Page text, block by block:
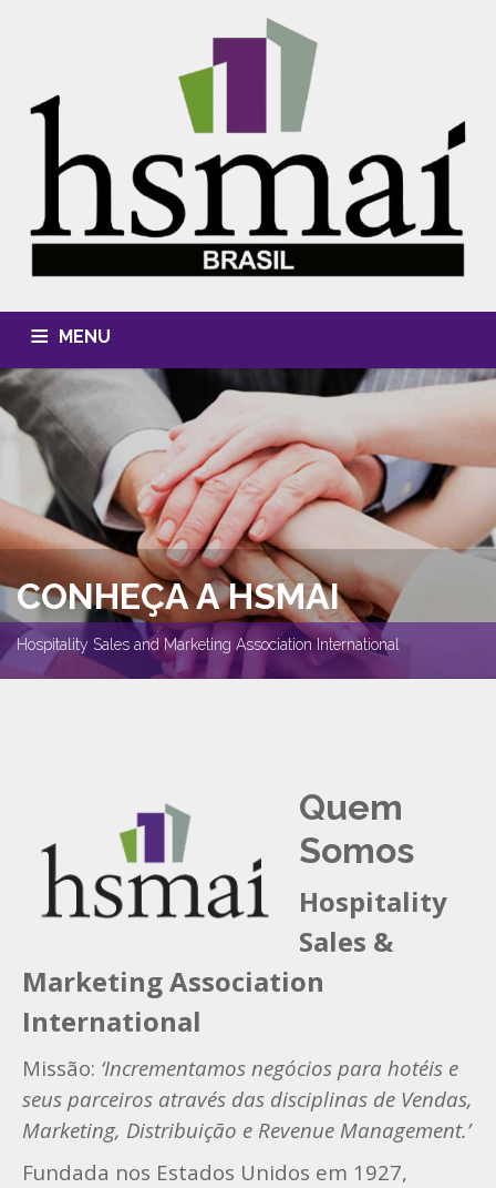
MENU
QUEM SOMOS CONHECIMENTO EVENTOS
CURSOS MÍDIA, FOTOS & VÍDEOS HSMAI AWARDS
ASSOCIE-SE CONTATO
CONHEÇA A HSMAI
Hospitality Sales and Marketing Association International
Quem
Somos
Hospitality
Sales &
Marketing Association
International
Missão: ‘Incrementamos negócios para hotéis e
seus parceiros através das disciplinas de Vendas,
Marketing, Distribuição e Revenue Management.’
Fundada nos Estados Unidos em 1927,